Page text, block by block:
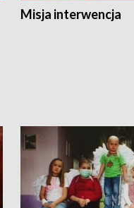
Misja interwencja